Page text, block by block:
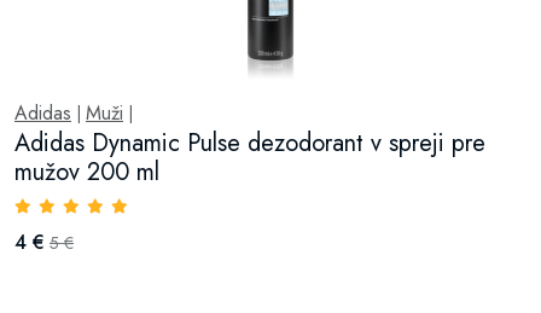
Adidas Muži
Adidas Dynamic Pulse dezodorant v spreji pre
mužov 200 ml
4 € 5 €